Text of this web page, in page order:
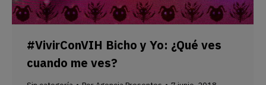
#VivirConVIH Bicho y Yo: ¿Qué ves
cuando me ves?